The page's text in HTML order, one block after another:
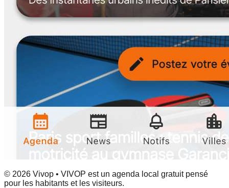
© 2026 Vivop • VIVOP est un agenda local gratuit pensé
pour les habitants et les visiteurs.